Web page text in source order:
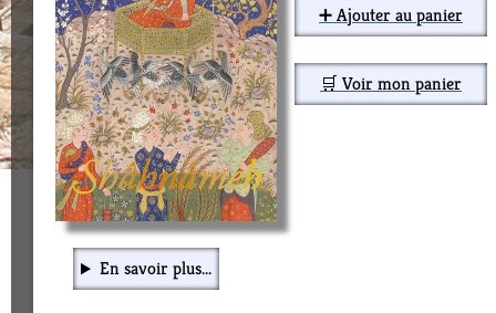
➕ Ajouter au panier
🛒 Voir mon panier
En savoir plus...